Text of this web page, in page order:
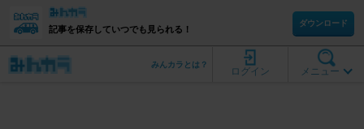
記事を保存していつでも見られる！
ダウンロード
メニュー
ログイン
みんカラとは？